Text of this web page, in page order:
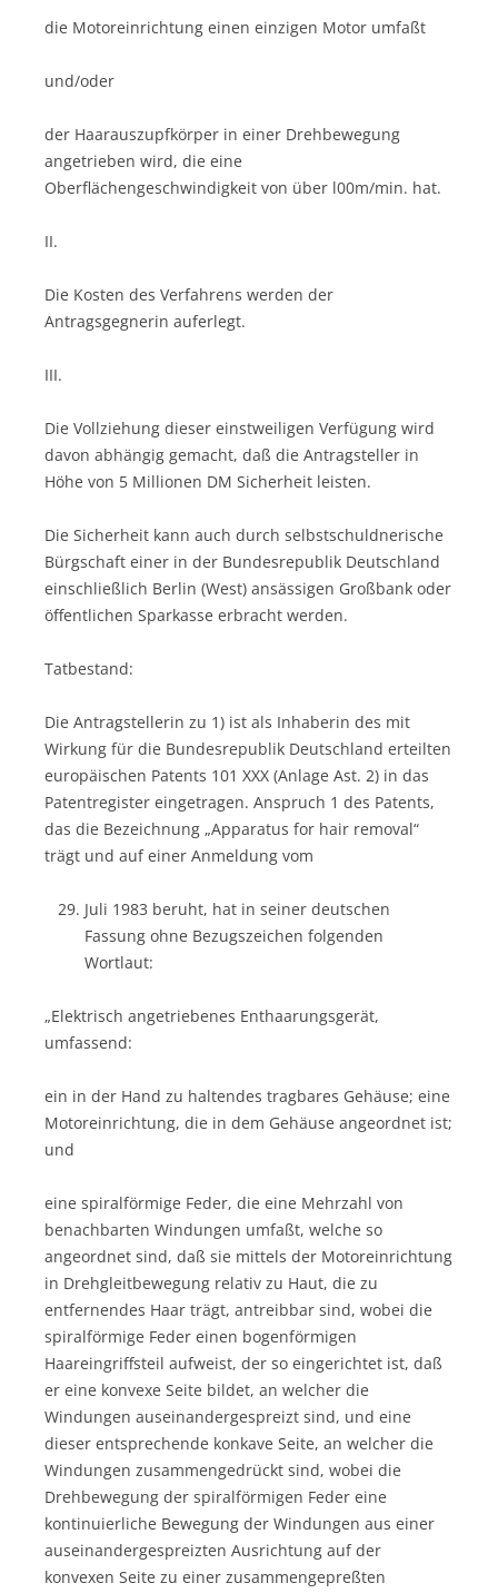
die Motoreinrichtung einen einzigen Motor umfaßt
und/oder
der Haarauszupfkörper in einer Drehbewegung
angetrieben wird, die eine
Oberflächengeschwindigkeit von über l00m/min. hat.
II.
Die Kosten des Verfahrens werden der
Antragsgegnerin auferlegt.
III.
Die Vollziehung dieser einstweiligen Verfügung wird
davon abhängig gemacht, daß die Antragsteller in
Höhe von 5 Millionen DM Sicherheit leisten.
Die Sicherheit kann auch durch selbstschuldnerische
Bürgschaft einer in der Bundesrepublik Deutschland
einschließlich Berlin (West) ansässigen Großbank oder
öffentlichen Sparkasse erbracht werden.
Tatbestand:
Die Antragstellerin zu 1) ist als Inhaberin des mit
Wirkung für die Bundesrepublik Deutschland erteilten
europäischen Patents 101 XXX (Anlage Ast. 2) in das
Patentregister eingetragen. Anspruch 1 des Patents,
das die Bezeichnung „Apparatus for hair removal“
trägt und auf einer Anmeldung vom
Juli 1983 beruht, hat in seiner deutschen
Fassung ohne Bezugszeichen folgenden
Wortlaut:
„Elektrisch angetriebenes Enthaarungsgerät,
umfassend:
ein in der Hand zu haltendes tragbares Gehäuse; eine
Motoreinrichtung, die in dem Gehäuse angeordnet ist;
und
eine spiralförmige Feder, die eine Mehrzahl von
benachbarten Windungen umfaßt, welche so
angeordnet sind, daß sie mittels der Motoreinrichtung
in Drehgleitbewegung relativ zu Haut, die zu
entfernendes Haar trägt, antreibbar sind, wobei die
spiralförmige Feder einen bogenförmigen
Haareingriffsteil aufweist, der so eingerichtet ist, daß
er eine konvexe Seite bildet, an welcher die
Windungen auseinandergespreizt sind, und eine
dieser entsprechende konkave Seite, an welcher die
Windungen zusammengedrückt sind, wobei die
Drehbewegung der spiralförmigen Feder eine
kontinuierliche Bewegung der Windungen aus einer
auseinandergespreizten Ausrichtung auf der
konvexen Seite zu einer zusammengepreßten